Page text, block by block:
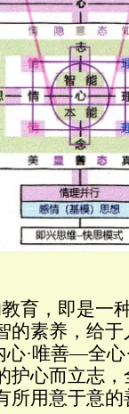
育，即是一
的素养，给
·唯善—全心
护心而立志
用意于意的